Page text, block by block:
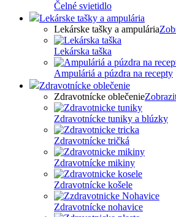
Čelné svietidlo
Lekárske tašky a ampulária
Lekárske tašky a ampulária
Lekárska taška
Ampuláriá a púzdra na recepty
Zdravotnícke oblečenie
Zdravotnícke oblečenie
Zdravotnícke tuniky a blúzky
Zdravotnícke tričká
Zdravotnícke mikiny
Zdravotnícke košele
Zdravotnícke nohavice